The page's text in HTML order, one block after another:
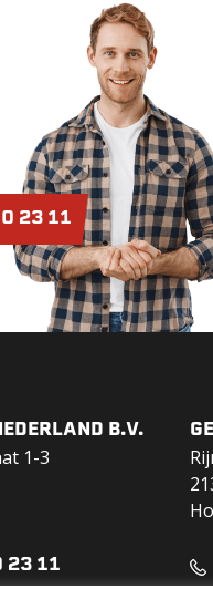
23 11
B.V.
1-3
23 11